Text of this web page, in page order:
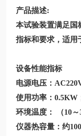
产品描述:
本试验装置满足国
指标和要求，适用
设备性能指标
电源电压：
使用功率：0.5KW
环境温度：
（10
仪器热容量：约